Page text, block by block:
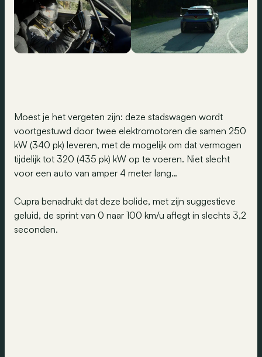
Moest je het vergeten zijn: deze stadswagen wordt
voortgestuwd door twee elektromotoren die samen 250
kW (340 pk) leveren, met de mogelijk om dat vermogen
tijdelijk tot 320 (435 pk) kW op te voeren. Niet slecht
voor een auto van amper 4 meter lang…
Cupra benadrukt dat deze bolide, met zijn suggestieve
geluid, de sprint van 0 naar 100 km/u aflegt in slechts 3,2
seconden.